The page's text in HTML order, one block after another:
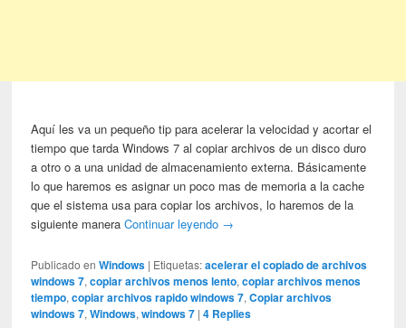
Aquí les va un pequeño tip para acelerar la velocidad y acortar el
tiempo que tarda Windows 7 al copiar archivos de un disco duro
a otro o a una unidad de almacenamiento externa. Básicamente
lo que haremos es asignar un poco mas de memoria a la cache
que el sistema usa para copiar los archivos, lo haremos de la
siguiente maneraContinuar leyendo →
Publicado en Windows | Etiquetas: acelerar el copiado de archivos
windows 7,copiar archivos menos lento,copiar archivos menos
tiempo,copiar archivos rapido windows 7,Copiar archivos
windows 7,Windows,windows 7 |4 Replies